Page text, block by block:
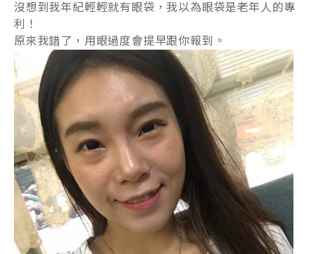
沒想到我年紀輕輕就有眼袋，我以為眼袋是老年人的專
利！
原來我錯了，用眼過度會提早跟你報到。